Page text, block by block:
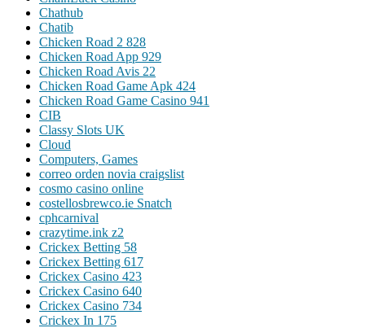
Chathub
Chatib
Chicken Road 2 828
Chicken Road App 929
Chicken Road Avis 22
Chicken Road Game Apk 424
Chicken Road Game Casino 941
CIB
Classy Slots UK
Cloud
Computers, Games
correo orden novia craigslist
cosmo casino online
costellosbrewco.ie Snatch
cphcarnival
crazytime.ink z2
Crickex Betting 58
Crickex Betting 617
Crickex Casino 423
Crickex Casino 640
Crickex Casino 734
Crickex In 175